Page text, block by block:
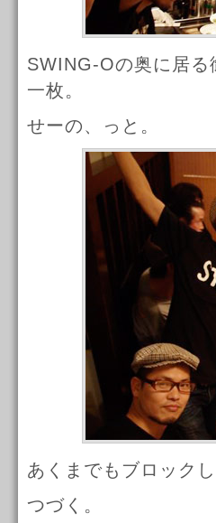
SWING-Oの奥に居る
一枚。
せーの、っと。
あくまでもブロック
つづく。